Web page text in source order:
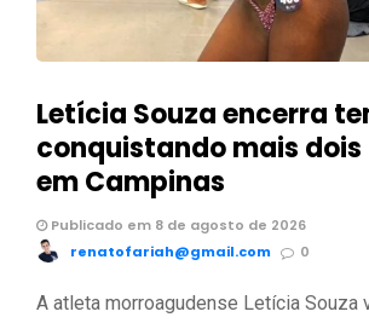
Letícia Souza encerra
conquistando mais
em Campinas
Publicado em 8 de agosto de 2026
renatofariah@gmail.com
0
A atleta morroagudense Letícia Souza